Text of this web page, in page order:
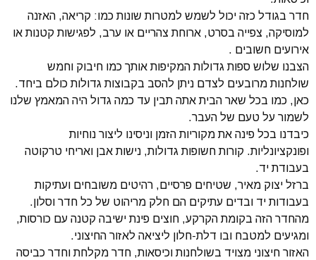
חדר בגודל כזה יכול לשמש למטרות שונות כמו: קריאה, האזנה
למוסיקה, צפייה בסרט, ארוחת צהריים או ערב, לפגישות קטנות או
אירועים חשובים .
הצבנו שלוש ספות גדולות המקיפות אותך כמו חיבוק וחמש
שולחנות מרובעים לצדם ניתן להסב בקבוצות גדולות כולם ביחד.
כאן, כמו בכל שאר הבית אתה תבין עד כמה גדול היה המאמץ שלנו
לשמור על טעם של העבר.
כיבדנו בכל פינה את מקוריות הזמן וניסינו ליצור נוחיות
ופונקציונליות. קורות חשופות גדולות, נישות אבן ואריחי טרקוטה
בעבודת יד.
ברזל יצוק מאיר, שטיחים פרסיים, רהיטים משובחים ועתיקות
בעבודות יד ובדים עתיקים הם חלק מריהוט של כל חדר וסלון.
מהחדר הזה בקומת הקרקע, חוצים פינת ישיבה קטנה עם כורסות,
ומגיעים למטבח ובו דלת-חלון ליציאה לאזור החיצוני.
האזור חיצוני מצויד בשולחנות וכיסאות, חדר מקלחת וחדר כביסה